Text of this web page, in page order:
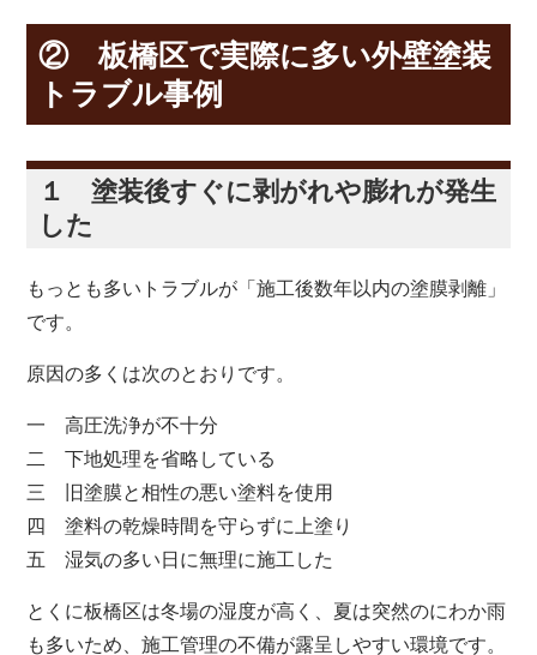
② 板橋区で実際に多い外壁塗装
トラブル事例
１ 塗装後すぐに剥がれや膨れが発生
した
もっとも多いトラブルが「施工後数年以内の塗膜剥離」
です。
原因の多くは次のとおりです。
一 高圧洗浄が不十分
二 下地処理を省略している
三 旧塗膜と相性の悪い塗料を使用
四 塗料の乾燥時間を守らずに上塗り
五 湿気の多い日に無理に施工した
とくに板橋区は冬場の湿度が高く、夏は突然のにわか雨
も多いため、施工管理の不備が露呈しやすい環境です。